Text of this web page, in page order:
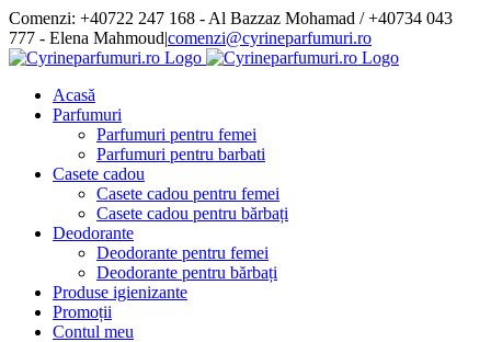
Skip
to
content
Comenzi: +40722 247 168 - Al Bazzaz Mohamad / +40734 043
777 - Elena Mahmoud|comenzi@cyrineparfumuri.ro
Facebook
Acasă
Parfumuri
Parfumuri pentru femei
Parfumuri pentru barbati
Casete cadou
Casete cadou pentru femei
Casete cadou pentru bărbați
Deodorante
Deodorante pentru femei
Deodorante pentru bărbați
Produse igienizante
Promoții
Contul meu